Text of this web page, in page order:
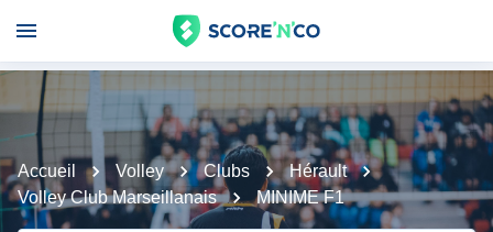
Accueil Volley Clubs
Hérault
Volley Club Marseillanais
MINIME F1